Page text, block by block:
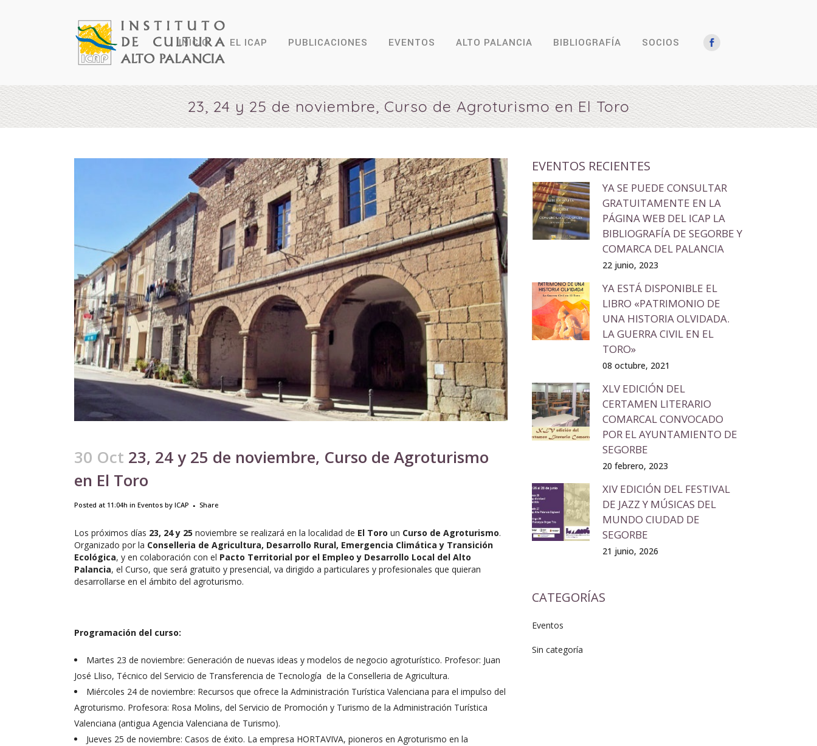
INICIO EL ICAP PUBLICACIONES EVENTOS ALTO PALANCIA BIBLIOGRAFÍA SOCIOS
23, 24 y 25 de noviembre, Curso de Agroturismo en El Toro
30 Oct 23, 24 y 25 de noviembre, Curso de Agroturismo
en El Toro
Posted at 11:04h in Eventos by ICAP Share
Los próximos días 23, 24 y 25 noviembre se realizará en la localidad de El Toro un Curso de Agroturismo.
Organizado por la Conselleria de Agricultura, Desarrollo Rural, Emergencia Climática y Transición
Ecológica, y en colaboración con el Pacto Territorial por el Empleo y Desarrollo Local del Alto
Palancia, el Curso, que será gratuito y presencial, va dirigido a particulares y profesionales que quieran
desarrollarse en el ámbito del agroturismo.
Programación del curso:
Martes 23 de noviembre: Generación de nuevas ideas y modelos de negocio agroturístico. Profesor: Juan
José Lliso, Técnico del Servicio de Transferencia de Tecnología de la Conselleria de Agricultura.
Miércoles 24 de noviembre: Recursos que ofrece la Administración Turística Valenciana para el impulso del
Agroturismo. Profesora: Rosa Molins, del Servicio de Promoción y Turismo de la Administración Turística
Valenciana (antigua Agencia Valenciana de Turismo).
Jueves 25 de noviembre: Casos de éxito. La empresa HORTAVIVA, pioneros en Agroturismo en la
EVENTOS RECIENTES
YA SE PUEDE CONSULTAR
GRATUITAMENTE EN LA
PÁGINA WEB DEL ICAP LA
BIBLIOGRAFÍA DE SEGORBE Y
COMARCA DEL PALANCIA
22 junio, 2023
YA ESTÁ DISPONIBLE EL
LIBRO «PATRIMONIO DE
UNA HISTORIA OLVIDADA.
LA GUERRA CIVIL EN EL
TORO»
08 octubre, 2021
XLV EDICIÓN DEL
CERTAMEN LITERARIO
COMARCAL CONVOCADO
POR EL AYUNTAMIENTO DE
SEGORBE
20 febrero, 2023
XIV EDICIÓN DEL FESTIVAL
DE JAZZ Y MÚSICAS DEL
MUNDO CIUDAD DE
SEGORBE
21 junio, 2026
CATEGORÍAS
Eventos
Sin categoría